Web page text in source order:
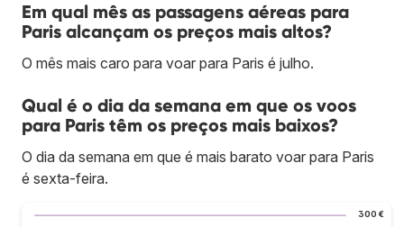
Em qual mês as passagens aéreas para
Paris alcançam os preços mais altos?
O mês mais caro para voar para Paris é julho.
Qual é o dia da semana em que os voos
para Paris têm os preços mais baixos?
O dia da semana em que é mais barato voar para Paris
é sexta-feira.
300 €